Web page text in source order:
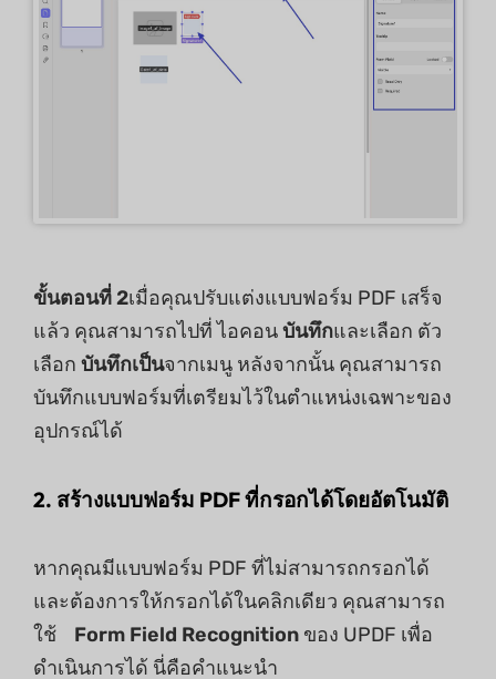
ขั้นตอนที่ 2เมื่อคุณปรับแต่งแบบฟอร์ม PDF เสร็จ
แล้ว คุณสามารถไปที่ ไอคอนบันทึกและเลือก ตัว
เลือก บันทึกเป็นจากเมนู หลังจากนั้น คุณสามารถ
บันทึกแบบฟอร์มที่เตรียมไว้ในตำแหน่งเฉพาะของ
อุปกรณ์ได้
2. สร้างแบบฟอร์ม PDF ที่กรอกได้โดยอัตโนมัติ
หากคุณมีแบบฟอร์ม PDF ที่ไม่สามารถกรอกได้
และต้องการให้กรอกได้ในคลิกเดียว คุณสามารถ
ใช้ Form Field Recognition ของ UPDF เพื่อ
ดำเนินการได้ นี่คือคำแนะนำ